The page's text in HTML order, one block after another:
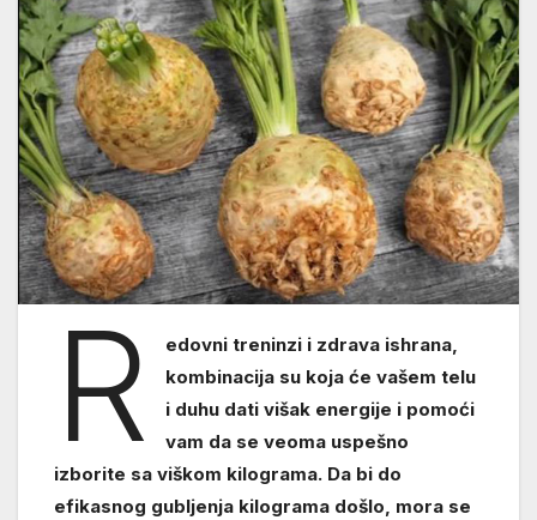
R
edovni treninzi i zdrava ishrana,
kombinacija su koja će vašem telu
i duhu dati višak energije i pomoći
vam da se veoma uspešno
izborite sa viškom kilograma. Da bi do
efikasnog gubljenja kilograma došlo, mora se